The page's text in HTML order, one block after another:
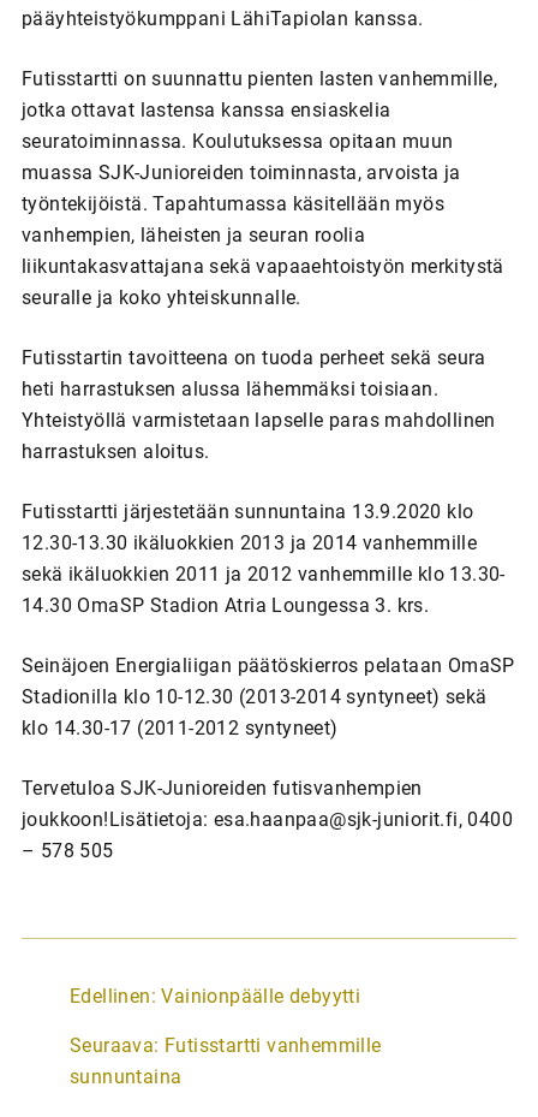
pääyhteistyökumppani LähiTapiolan kanssa.
Futisstartti on suunnattu pienten lasten vanhemmille,
jotka ottavat lastensa kanssa ensiaskelia
seuratoiminnassa. Koulutuksessa opitaan muun
muassa SJK-Junioreiden toiminnasta, arvoista ja
työntekijöistä. Tapahtumassa käsitellään myös
vanhempien, läheisten ja seuran roolia
liikuntakasvattajana sekä vapaaehtoistyön merkitystä
seuralle ja koko yhteiskunnalle.
Futisstartin tavoitteena on tuoda perheet sekä seura
heti harrastuksen alussa lähemmäksi toisiaan.
Yhteistyöllä varmistetaan lapselle paras mahdollinen
harrastuksen aloitus.
Futisstartti järjestetään sunnuntaina 13.9.2020 klo
12.30-13.30 ikäluokkien 2013 ja 2014 vanhemmille
sekä ikäluokkien 2011 ja 2012 vanhemmille klo 13.30-
14.30 OmaSP Stadion Atria Loungessa 3. krs.
Seinäjoen Energialiigan päätöskierros pelataan OmaSP
Stadionilla klo 10-12.30 (2013-2014 syntyneet) sekä
klo 14.30-17 (2011-2012 syntyneet)
Tervetuloa SJK-Junioreiden futisvanhempien
joukkoon!Lisätietoja: esa.haanpaa@sjk-juniorit.fi, 0400
– 578 505
A
t
i
Edellinen: Vainionpäälle debyytti
Seuraava: Futisstartti vanhemmille
sunnuntaina